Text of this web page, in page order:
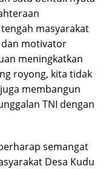
masyarakat
motivator
meningkatkan
royong, kita tidak
membangun
TNI dengan
semangat
Desa Kudu